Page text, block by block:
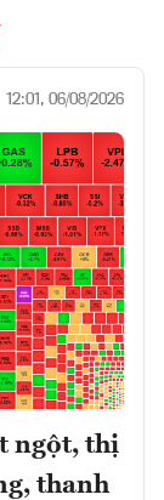
12:01, 06/08/2026
ngột, thị
thanh